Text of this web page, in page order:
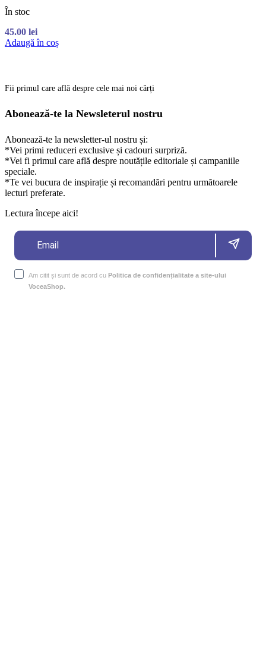
În stoc
45.00 lei
Adaugă în coș
Fii primul care află despre cele mai noi cărți
Abonează-te la Newsleterul nostru
Abonează-te la newsletter-ul nostru și:
*Vei primi reduceri exclusive și cadouri surpriză.
*Vei fi primul care află despre noutățile editoriale și campaniile
speciale.
*Te vei bucura de inspirație și recomandări pentru următoarele
lecturi preferate.
Lectura începe aici!
Am citit și sunt de acord cu Politica de confidențialitate a site-ului
VoceaShop.